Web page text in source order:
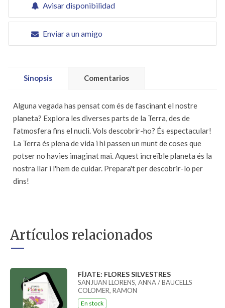
Avisar disponibilidad
Enviar a un amigo
Sinopsis Comentarios
Alguna vegada has pensat com és de fascinant el nostre
planeta? Explora les diverses parts de la Terra, des de
l'atmosfera fins el nucli. Vols descobrir-ho? És espectacular!
La Terra és plena de vida i hi passen un munt de coses que
potser no havies imaginat mai. Aquest increïble planeta és la
nostra llar i l'hem de cuidar. Prepara't per descobrir-lo per
dins!
Artículos relacionados
FÍJATE: FLORES SILVESTRES
SANJUAN LLORENS, ANNA / BAUCELLS
COLOMER, RAMON
En stock